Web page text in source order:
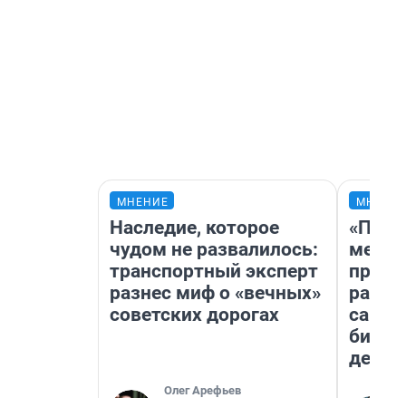
МНЕНИЕ
Наследие, которое
чудом не развалилось:
транспортный эксперт
разнес миф о «вечных»
советских дорогах
Олег Арефьев